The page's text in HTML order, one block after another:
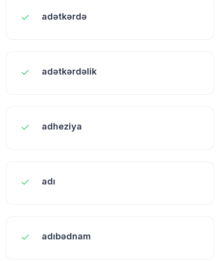
adətkərdə
adətkərdəlik
adheziya
adı
adıbədnam